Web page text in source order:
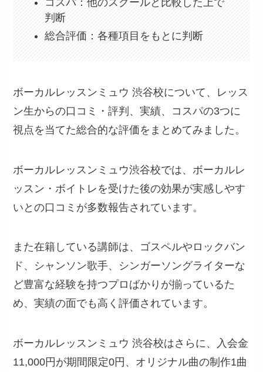
コスパ：他のスクールと比較した上で
判断
総合評価：各種項目をもとに判断
ボーカルレッスンミュウ 渋谷校について、レッス
ン生からの口コミ・評判、実績、コスパの3つに
視点を当てた総合的な評価をまとめてみました。
ボーカルレッスンミュウ渋谷校では、ボーカルレ
ッスン・ボイトレを受けた後の効果が実感しやす
いとの口コミが多数報告されています。
また在籍している講師は、ゴスペルやロックバン
ド、シャンソン歌手、シンガーソングライターな
ど豊富な経験を持つプロばかりが揃っているた
め、実績の面でも高く評価されています。
ボーカルレッスンミュウ 渋谷校はさらに、入会金
11,000円が期間限定0円、オリジナル曲の制作1曲